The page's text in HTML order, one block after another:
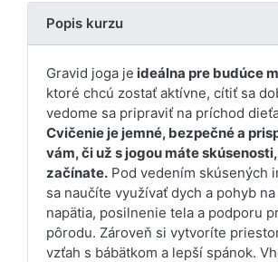
Popis kurzu
Gravid joga je ideálna pre budúce
ktoré chcú zostať aktívne, cítiť sa
vedome sa pripraviť na príchod
Cvičenie je jemné, bezpečné a
vám, či už s jogou máte
začínate. Pod vedením skúsených
sa naučíte využívať dych a pohyb
napätia, posilnenie tela a podporu
pôrodu. Zároveň si vytvoríte
vzťah s bábätkom a lepší spánok.